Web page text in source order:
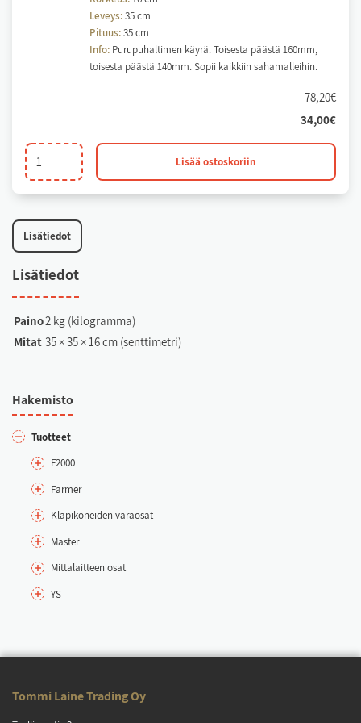
Ha­ke­mis­to
Tuot­teet
F2000
Far­mer
Kla­pi­ko­nei­den va­rao­sat
Mas­ter
Mit­ta­lait­teen osat
YS
Leveys:35 cm
Pituus:35 cm
Info: Purupuhaltimen käyrä. Toisesta päästä 160mm,
toisesta päästä 140mm. Sopii kaikkiin sahamalleihin.
78,20€
34,00€
Purukäyrä
määrä
Lisää ostoskoriin
Li­sä­tie­dot
Li­sä­tie­dot
Paino2 kg (kilogramma)
Mitat 35 × 35 × 16 cm (senttimetri)
Tom­mi Lai­ne Tra­ding Oy